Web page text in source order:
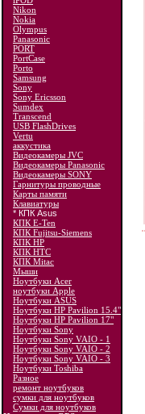
Nikon
Nokia
Olympus
Panasonic
PORT
PortCase
Porto
Samsung
Sony
Sony Ericsson
Sumdex
Transcend
USB FlashDrives
Vertu
аккустика
Видеокамеры JVC
Видеокамеры Panasonic
Видеокамеры SONY
Гарнитуры проводные
Карты памяти
Клавиатуры
* КПК Asus
КПК E-Ten
КПК Fujitsu-Siemens
КПК HP
КПК HTC
КПК Mitac
Мыши
Ноутбуки Acer
ноутбуки Apple
Ноутбуки ASUS
Ноутбуки HP Pavilion 15.4"
Ноутбуки HP Pavilion 17"
Ноутбуки Sony
Ноутбуки Sony VAIO - 1
Ноутбуки Sony VAIO - 2
Ноутбуки Sony VAIO - 3
Ноутбуки Toshiba
Разное
ремонт ноутбуков
сумки для ноутбуков
Сумки для ноутбуков